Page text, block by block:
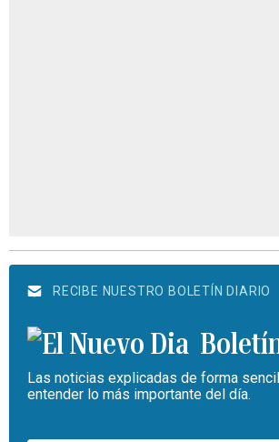
RECIBE NUESTRO BOLETÍN DIARIO
Las noticias explicadas de forma
entender lo más importante del día.